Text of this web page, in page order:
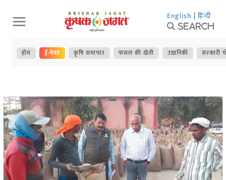
Skip
to
content
English | हिन्दी
Search
होम ई-पेपर कृषि समाचार फसल की खेती उद्यानिकी सरकारी